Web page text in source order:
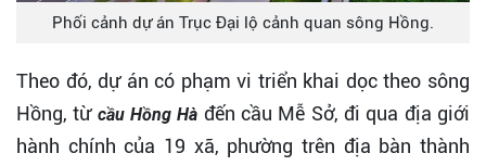
Phối cảnh dự án Trục Đại lộ cảnh quan sông Hồng.
Theo đó, dự án có phạm vi triển khai dọc theo sông
Hồng, từ cầu Hồng Hà đến cầu Mễ Sở, đi qua địa giới
hành chính của 19 xã, phường trên địa bàn thành